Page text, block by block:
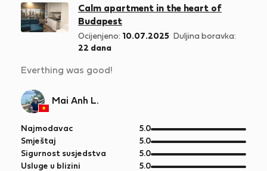
Calm apartment in the heart of
Budapest
Ocijenjeno: 10.07.2025
Duljina boravka:
22 dana
Everthing was good!
Mai Anh L.
Najmodavac 5.0od
5
Smještaj 5.0od
5
Sigurnost susjedstva 5.0od
5
Usluge u blizini 5.0od